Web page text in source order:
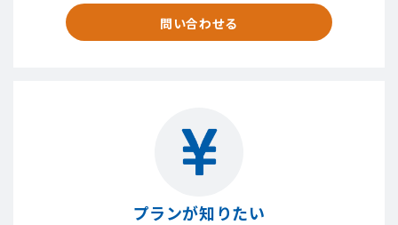
問い合わせる
プランが知りたい